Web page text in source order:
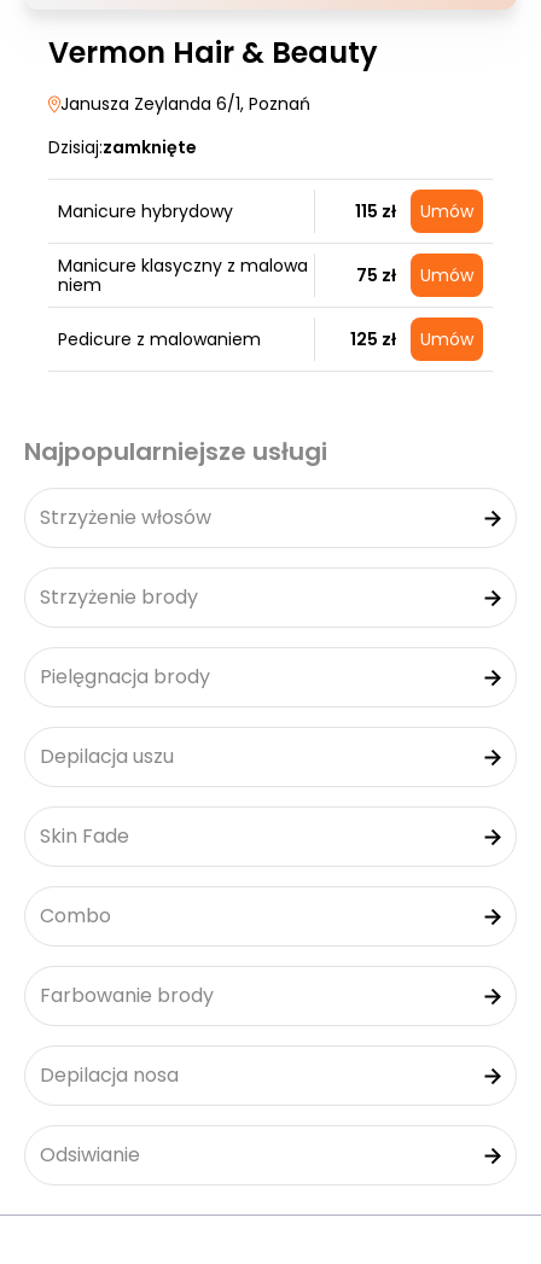
Vermon Hair & Beauty
Janusza Zeylanda 6/1, Poznań
Dzisiaj:zamknięte
Manicure hybrydowy 115 zł Umów
Manicure klasyczny z malowa
niem
75 zł Umów
Pedicure z malowaniem 125 zł Umów
Najpopularniejsze usługi
Strzyżenie włosów
Strzyżenie brody
Pielęgnacja brody
Depilacja uszu
Skin Fade
Combo
Farbowanie brody
Depilacja nosa
Odsiwianie